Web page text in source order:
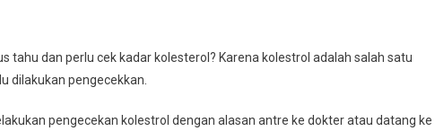
tahu dan perlu cek kadar kolesterol? Karena kolestrol adalah salah satu
dilakukan pengecekkan.
pengecekan kolestrol dengan alasan antre ke dokter atau datang ke